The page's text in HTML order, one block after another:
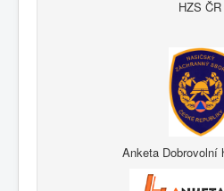
HZS ČR
Anketa Dobrovolní